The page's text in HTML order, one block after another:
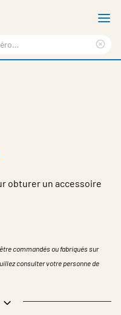
obturer un accessoire
commandés ou fabriqués sur
consulter votre personne de